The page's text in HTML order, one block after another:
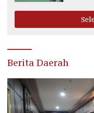
Berita Daerah